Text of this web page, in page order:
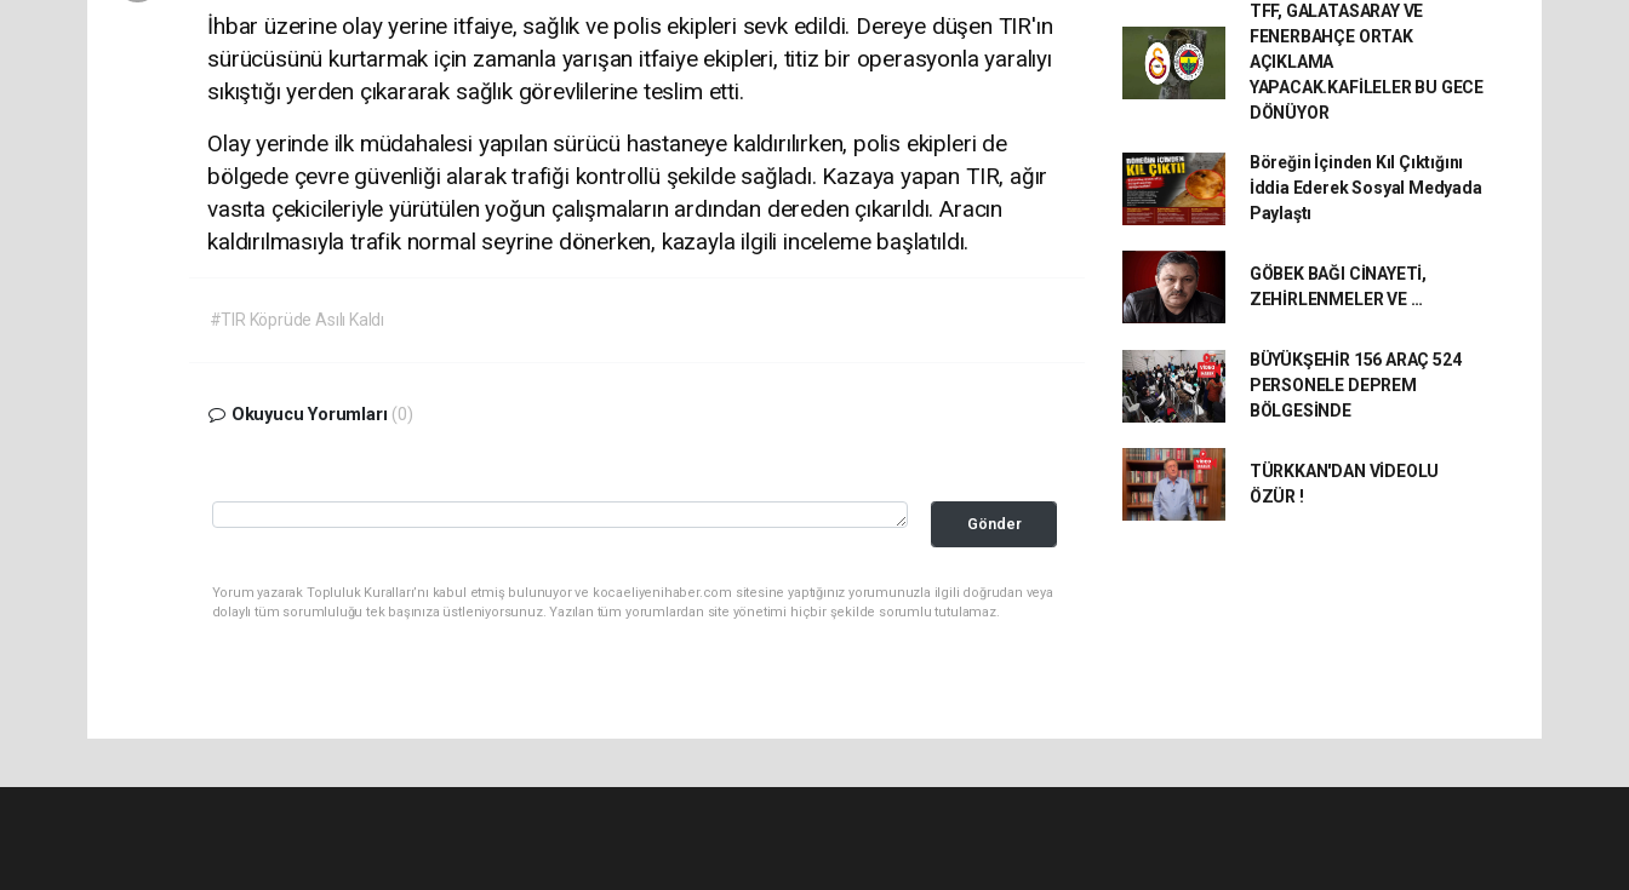
İhbar üzerine olay yerine itfaiye, sağlık ve polis ekipleri sevk edildi. Dereye düşen TIR'ın
sürücüsünü kurtarmak için zamanla yarışan itfaiye ekipleri, titiz bir operasyonla yaralıyı
sıkıştığı yerden çıkararak sağlık görevlilerine teslim etti.
​Olay yerinde ilk müdahalesi yapılan sürücü hastaneye kaldırılırken, polis ekipleri de
bölgede çevre güvenliği alarak trafiği kontrollü şekilde sağladı. Kazaya yapan TIR, ağır
vasıta çekicileriyle yürütülen yoğun çalışmaların ardından dereden çıkarıldı. Aracın
kaldırılmasıyla trafik normal seyrine dönerken, kazayla ilgili inceleme başlatıldı.
#TIR Köprüde Asılı Kaldı
Okuyucu Yorumları (0)
Gönder
Yorum yazarak Topluluk Kuralları’nı kabul etmiş bulunuyor ve kocaeliyenihaber.com sitesine yaptığınız yorumunuzla ilgili doğrudan veya
dolaylı tüm sorumluluğu tek başınıza üstleniyorsunuz. Yazılan tüm yorumlardan site yönetimi hiçbir şekilde sorumlu tutulamaz.
TFF, GALATASARAY VE
FENERBAHÇE ORTAK
AÇIKLAMA
YAPACAK.KAFİLELER BU GECE
DÖNÜYOR
Böreğin İçinden Kıl Çıktığını
İddia Ederek Sosyal Medyada
Paylaştı
GÖBEK BAĞI CİNAYETİ,
ZEHİRLENMELER VE …
BÜYÜKŞEHİR 156 ARAÇ 524
PERSONELE DEPREM
BÖLGESİNDE
TÜRKKAN'DAN VİDEOLU
ÖZÜR !